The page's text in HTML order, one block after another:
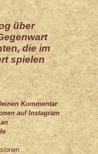
über
die im
spielen
Kommentar
auf Instagram